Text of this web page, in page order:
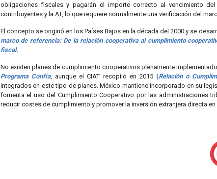
obligaciones fiscales y pagarán el importe correcto al vencimiento
contribuyentes y la AT, lo que requiere normalmente una verificación del
El concepto se originó en los Países Bajos en la década del 2000 y se
marco de referencia: De la relación cooperativa al cumplimiento
fiscal.
No existen planes de cumplimiento cooperativos plenamente
Programa Confía, aunque el CIAT recopiló en 2015(Relación o
integrados en este tipo de planes. México mantiene incorporado en su
fomenta el uso del Cumplimiento Cooperativo por las administraciones
reducir costes de cumplimiento y promover la inversión extranjera directa en